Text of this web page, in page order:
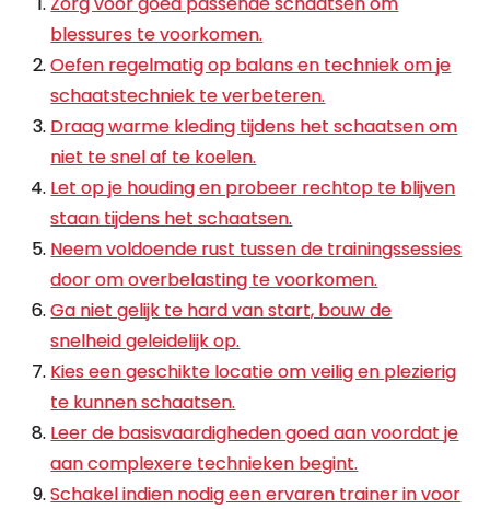
blessures te voorkomen.
Oefen regelmatig op balans en techniek om je
schaatstechniek te verbeteren.
Draag warme kleding tijdens het schaatsen om
niet te snel af te koelen.
Let op je houding en probeer rechtop te blijven
staan tijdens het schaatsen.
Neem voldoende rust tussen de trainingssessies
door om overbelasting te voorkomen.
Ga niet gelijk te hard van start, bouw de
snelheid geleidelijk op.
Kies een geschikte locatie om veilig en plezierig
te kunnen schaatsen.
Leer de basisvaardigheden goed aan voordat je
aan complexere technieken begint.
Schakel indien nodig een ervaren trainer in voor